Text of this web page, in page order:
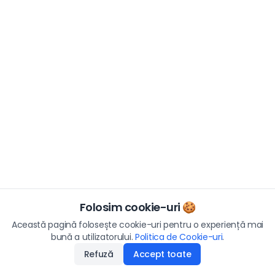
Folosim cookie-uri 🍪
Această pagină folosește cookie-uri pentru o experiență mai
bună a utilizatorului. Politica de Cookie-uri.
Refuză
Accept toate